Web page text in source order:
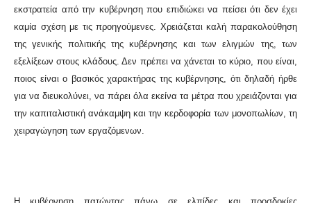
εκστρατεία από την κυβέρνηση που επιδιώκει να πείσει ότι δεν έχει
καμία σχέση με τις προηγούμενες. Χρειάζεται καλή παρακολούθηση
της γενικής πολιτικής της κυβέρνησης και των ελιγμών της, των
εξελίξεων στους κλάδους. Δεν πρέπει να χάνεται το κύριο, που είναι,
ποιος είναι ο βασικός χαρακτήρας της κυβέρνησης, ότι δηλαδή ήρθε
για να διευκολύνει, να πάρει όλα εκείνα τα μέτρα που χρειάζονται για
την καπιταλιστική ανάκαμψη και την κερδοφορία των μονοπωλίων, τη
χειραγώγηση των εργαζόμενων.